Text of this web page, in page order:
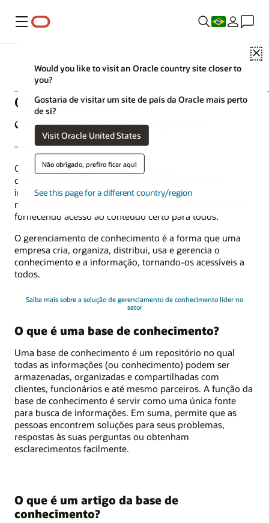
Menu
Would you like to visit an Oracle country site closer to
you?
Gostaria de visitar um site de país da Oracle mais perto
de si?
Visit Oracle United States
Não obrigado, prefiro ficar aqui
See this page for a different country/region
Gerenciamento de
conhecimento sem segredos
O gerenciamento de cliente é a criação,
compartilhamento, utilização e gerenciamento das
informações da empresa. É uma abordagem
multidisciplinar para alcançar objetivos organizacionais,
fornecendo acesso ao conteúdo certo para todos.
O gerenciamento de conhecimento é a forma que uma
empresa cria, organiza, distribui, usa e gerencia o
conhecimento e a informação, tornando-os acessíveis a
todos.
Saiba mais sobre a solução de gerenciamento de conhecimento líder no
setor
O que é uma base de conhecimento?
Uma base de conhecimento é um repositório no qual
todas as informações (ou conhecimento) podem ser
armazenadas, organizadas e compartilhadas com
clientes, funcionários e até mesmo parceiros. A função da
base de conhecimento é servir como uma única fonte
para busca de informações. Em suma, permite que as
pessoas encontrem soluções para seus problemas,
respostas às suas perguntas ou obtenham
esclarecimentos facilmente.
O que é um artigo da base de
conhecimento?